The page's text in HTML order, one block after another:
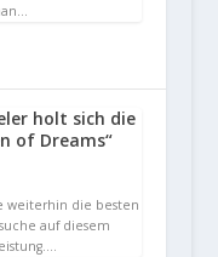
holt sich die
of Dreams“
weiterhin die besten
auf diesem